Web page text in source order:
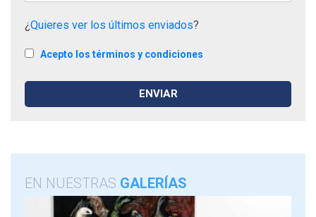
¿Quieres ver los últimos enviados?
Acepto los términos y condiciones
EN NUESTRAS GALERÍAS